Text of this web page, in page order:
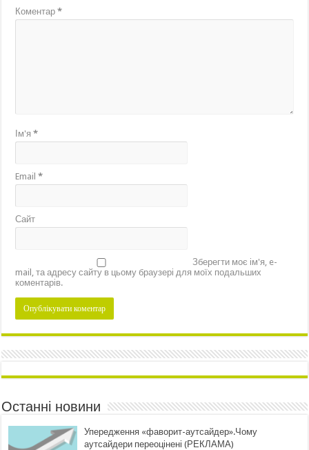
Коментар*
Ім'я*
Email*
Сайт
Зберегти моє ім'я, e-
mail, та адресу сайту в цьому браузері для моїх подальших
коментарів.
Останні новини
Упередження «фаворит-аутсайдер».Чому
аутсайдери переоцінені (РЕКЛАМА)